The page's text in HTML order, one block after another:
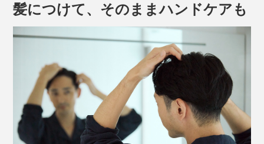
STREAMER COFFEE COMPANYといえば、世界中か
ら多くのファンが訪れるニューウェーブコーヒーの国内
パイオニア。スケーターやミュージシャンなど、様々な
バックグラウンドを持ちながら、世界レベルの技術を誇
るバリスタたちが所属するコーヒーショップです。
髪につけて、そのままハンドケアも